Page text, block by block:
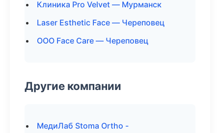
Клиника Pro Velvet — Мурманск
Laser Esthetic Face — Череповец
ООО Face Care — Череповец
Другие компании
МедиЛаб Stoma Ortho -